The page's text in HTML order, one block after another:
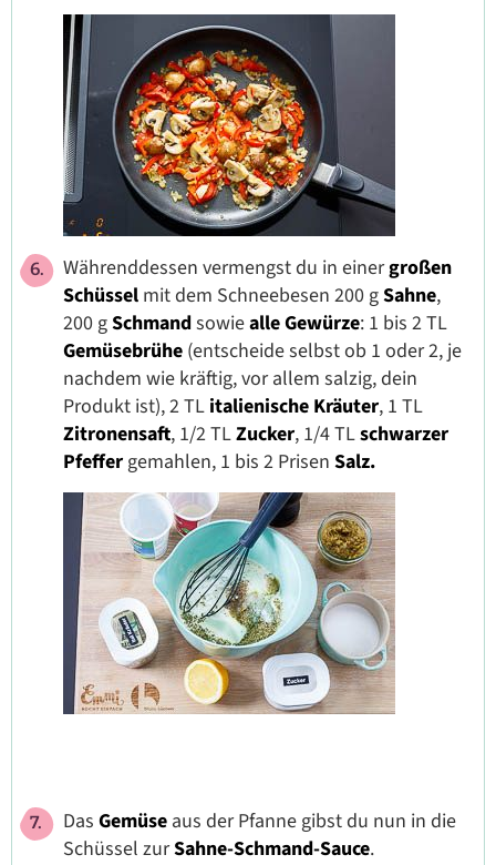
Währenddessen vermengst du in einergroßen
Schüssel mit dem Schneebesen 200 gSahne,
200 gSchmandsowiealle Gewürze: 1 bis 2 TL
Gemüsebrühe (entscheide selbst ob 1 oder 2, je
nachdem wie kräftig, vor allem salzig, dein
Produkt ist), 2 TL italienische Kräuter, 1 TL
Zitronensaft, 1/2 TLZucker, 1/4 TLschwarzer
Pfeffergemahlen, 1 bis 2 Prisen Salz.
Das Gemüse aus der Pfanne gibst du nun in die
Schüssel zurSahne-Schmand-Sauce.